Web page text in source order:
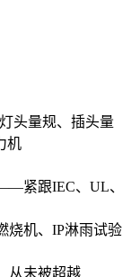
头量规、插头量
机
紧跟IEC、UL、
机、IP淋雨试验
从未被超越